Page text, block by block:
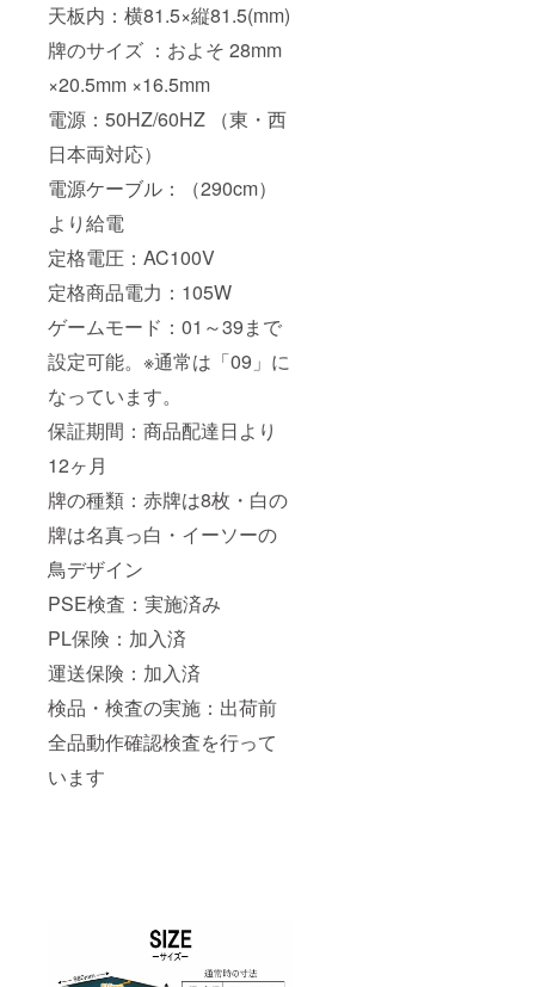
天板内：横81.5×縦81.5(mm)
牌のサイズ ：およそ 28mm
×20.5mm ×16.5mm
電源：50HZ/60HZ （東・西
日本両対応）
電源ケーブル：（290cm）
より給電
定格電圧：AC100V
定格商品電力：105W
ゲームモード：01～39まで
設定可能。※通常は「09」に
なっています。
保証期間：商品配達日より
12ヶ月
牌の種類：赤牌は8枚・白の
牌は名真っ白・イーソーの
鳥デザイン
PSE検査：実施済み
PL保険：加入済
運送保険：加入済
検品・検査の実施：出荷前
全品動作確認検査を行って
います